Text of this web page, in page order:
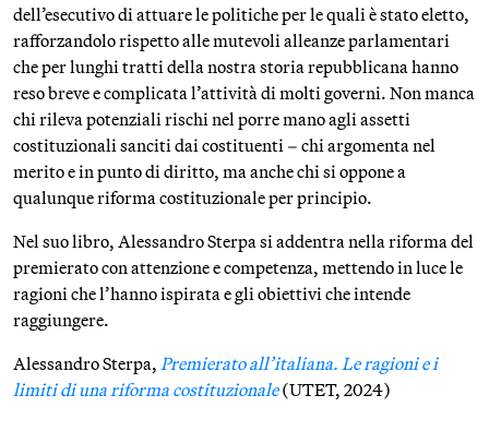
dell’esecutivo di attuare le politiche per le quali è stato eletto,
rafforzandolo rispetto alle mutevoli alleanze parlamentari
che per lunghi tratti della nostra storia repubblicana hanno
reso breve e complicata l’attività di molti governi. Non manca
chi rileva potenziali rischi nel porre mano agli assetti
costituzionali sanciti dai costituenti – chi argomenta nel
merito e in punto di diritto, ma anche chi si oppone a
qualunque riforma costituzionale per principio.
Nel suo libro, Alessandro Sterpa si addentra nella riforma del
premierato con attenzione e competenza, mettendo in luce le
ragioni che l’hanno ispirata e gli obiettivi che intende
raggiungere.
Alessandro Sterpa, Premierato all’italiana. Le ragioni e i
limiti di una riforma costituzionale(UTET, 2024)